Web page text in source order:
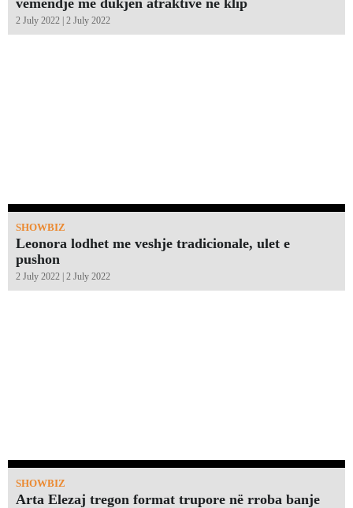
2 July 2022 | 2 July 2022
SHOWBIZ
Leonora lodhet me veshje tradicionale, ulet e
pushon
2 July 2022 | 2 July 2022
SHOWBIZ
Arta Elezaj tregon format trupore në rroba banje